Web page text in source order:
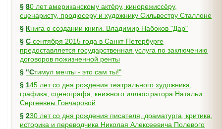
§ 80 лет американскому актёру, кинорежиссёру,
сценаристу, продюсеру и художнику Сильвестру Сталлоне
§
Книга о создании книги. Владимир Набоков "Дар"
§ С сентября 2015 года в Санкт-Петербурге
предоставляется государственная услуга по заключению
договоров пожизненной ренты
§
"Стимул мечты - это сам ты!"
§ 145 лет со дня рождения театрального художника,
графика, сценографа, книжного иллюстратора Натальи
Сергеевны Гончаровой
§ 230 лет со дня рождения писателя, драматурга, критика,
историка и переводчика Николая Алексеевича Полевого